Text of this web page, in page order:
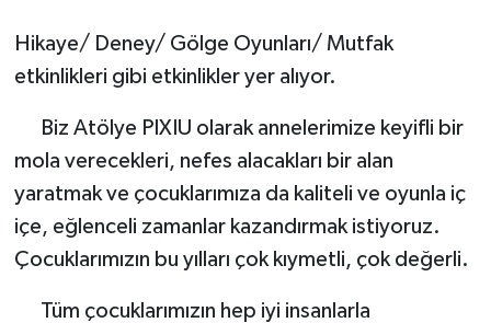
Hikaye/ Deney/ Gölge Oyunları/ Mutfak
etkinlikleri gibi etkinlikler yer alıyor.
Biz Atölye PIXIU olarak annelerimize keyifli bir
mola verecekleri, nefes alacakları bir alan
yaratmak ve çocuklarımıza da kaliteli ve oyunla iç
içe, eğlenceli zamanlar kazandırmak istiyoruz.
Çocuklarımızın bu yılları çok kıymetli, çok değerli.
Tüm çocuklarımızın hep iyi insanlarla